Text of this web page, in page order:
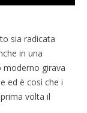
sia radicata
in una
moderno girava
ed è così che i
volta il